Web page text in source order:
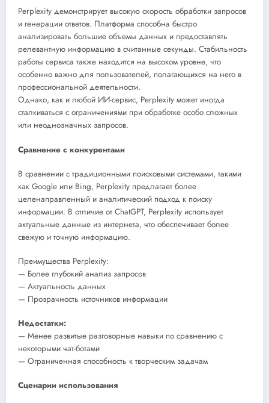
Perplexity демонстрирует высокую скорость обработки запросов
и генерации ответов. Платформа способна быстро
анализировать большие объемы данных и предоставлять
релевантную информацию в считанные секунды. Стабильность
работы сервиса также находится на высоком уровне, что
особенно важно для пользователей, полагающихся на него в
профессиональной деятельности.
Однако, как и любой ИИ-сервис, Perplexity может иногда
сталкиваться с ограничениями при обработке особо сложных
или неоднозначных запросов.
Сравнение с конкурентами
В сравнении с традиционными поисковыми системами, такими
как Google или Bing, Perplexity предлагает более
целенаправленный и аналитический подход к поиску
информации. В отличие от ChatGPT, Perplexity использует
актуальные данные из интернета, что обеспечивает более
свежую и точную информацию.
Преимущества Perplexity:
— Более глубокий анализ запросов
— Актуальность данных
— Прозрачность источников информации
Недостатки:
— Менее развитые разговорные навыки по сравнению с
некоторыми чат-ботами
— Ограниченная способность к творческим задачам
Сценарии использования